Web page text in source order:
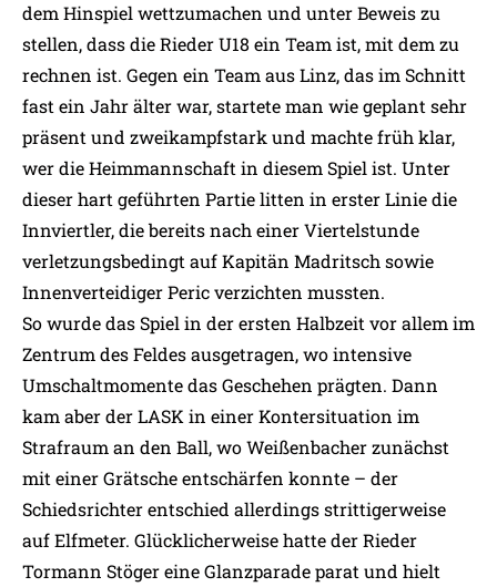
dem Hinspiel wettzumachen und unter Beweis zu
stellen, dass die Rieder U18 ein Team ist, mit dem zu
rechnen ist. Gegen ein Team aus Linz, das im Schnitt
fast ein Jahr älter war, startete man wie geplant sehr
präsent und zweikampfstark und machte früh klar,
wer die Heimmannschaft in diesem Spiel ist. Unter
dieser hart geführten Partie litten in erster Linie die
Innviertler, die bereits nach einer Viertelstunde
verletzungsbedingt auf Kapitän Madritsch sowie
Innenverteidiger Peric verzichten mussten.
So wurde das Spiel in der ersten Halbzeit vor allem im
Zentrum des Feldes ausgetragen, wo intensive
Umschaltmomente das Geschehen prägten. Dann
kam aber der LASK in einer Kontersituation im
Strafraum an den Ball, wo Weißenbacher zunächst
mit einer Grätsche entschärfen konnte – der
Schiedsrichter entschied allerdings strittigerweise
auf Elfmeter. Glücklicherweise hatte der Rieder
Tormann Stöger eine Glanzparade parat und hielt